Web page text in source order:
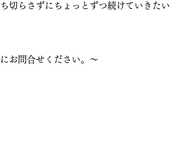
切らさずにちょっとずつ続けていきたい
お問合せください。〜